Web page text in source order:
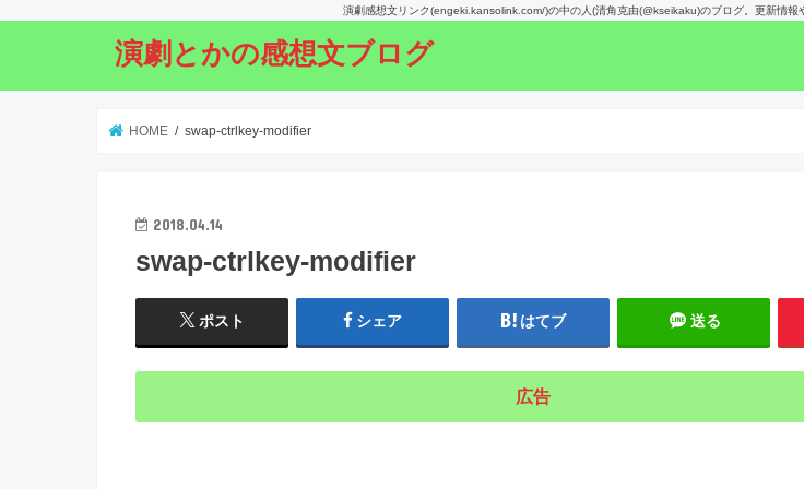
演劇感想文リンク(engeki.kansolink.com/)の中の人(清角克由(@kseikaku)のブログ。更新情報
演劇とかの感想文ブログ
HOME swap-ctrlkey-modifier
2018.04.14
swap-ctrlkey-modifier
ポスト シェア はてブ 送る
広告